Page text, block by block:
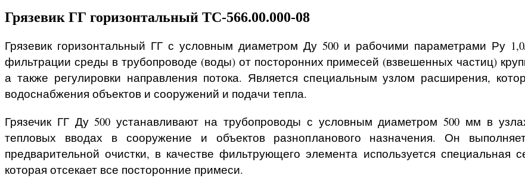
Грязевик ГГ горизонтальный ТС-566.00.000-08
Грязевик горизонтальный ГГ с условным диаметром Ду 500 и рабочими параметрами Ру
фильтрации среды в трубопроводе (воды) от посторонних примесей (взвешенных частиц)
а также регулировки направления потока. Является специальным узлом расширения,
водоснабжения объектов и сооружений и подачи тепла.
Грязечик ГГ Ду 500 устанавливают на трубопроводы с условным диаметром 500 мм в
тепловых вводах в сооружение и объектов разнопланового назначения. Он
предварительной очистки, в качестве фильтрующего элемента используется специальная
которая отсекает все посторонние примеси.